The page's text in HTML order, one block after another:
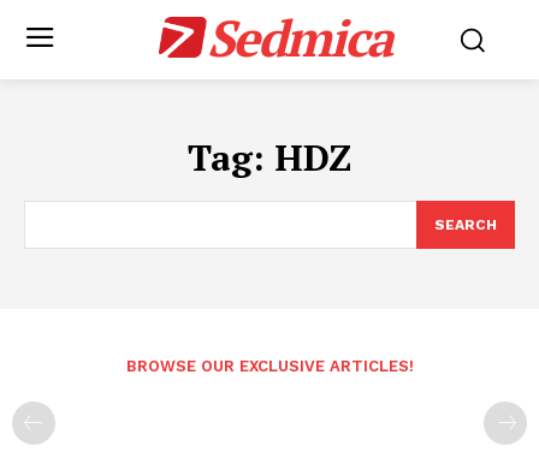
Sedmica
Tag: HDZ
SEARCH
BROWSE OUR EXCLUSIVE ARTICLES!